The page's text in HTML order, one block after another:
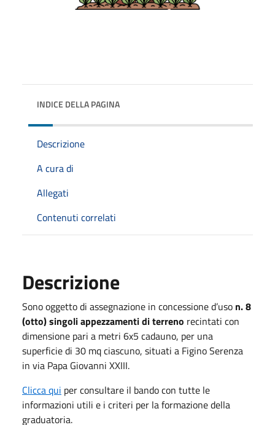
INDICE DELLA PAGINA
Descrizione
A cura di
Allegati
Contenuti correlati
Descrizione
Sono oggetto di assegnazione in concessione d’uso n. 8
(otto) singoli appezzamenti di terreno recintati con
dimensione pari a metri 6x5 cadauno, per una
superficie di 30 mq ciascuno, situati a Figino Serenza
in via Papa Giovanni XXIII.
Clicca qui per consultare il bando con tutte le
informazioni utili e i criteri per la formazione della
graduatoria.